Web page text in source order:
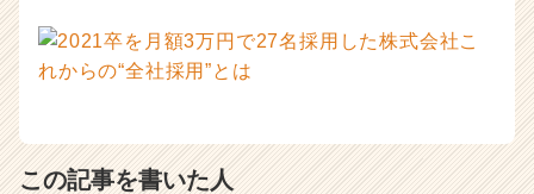
この記事を書いた人